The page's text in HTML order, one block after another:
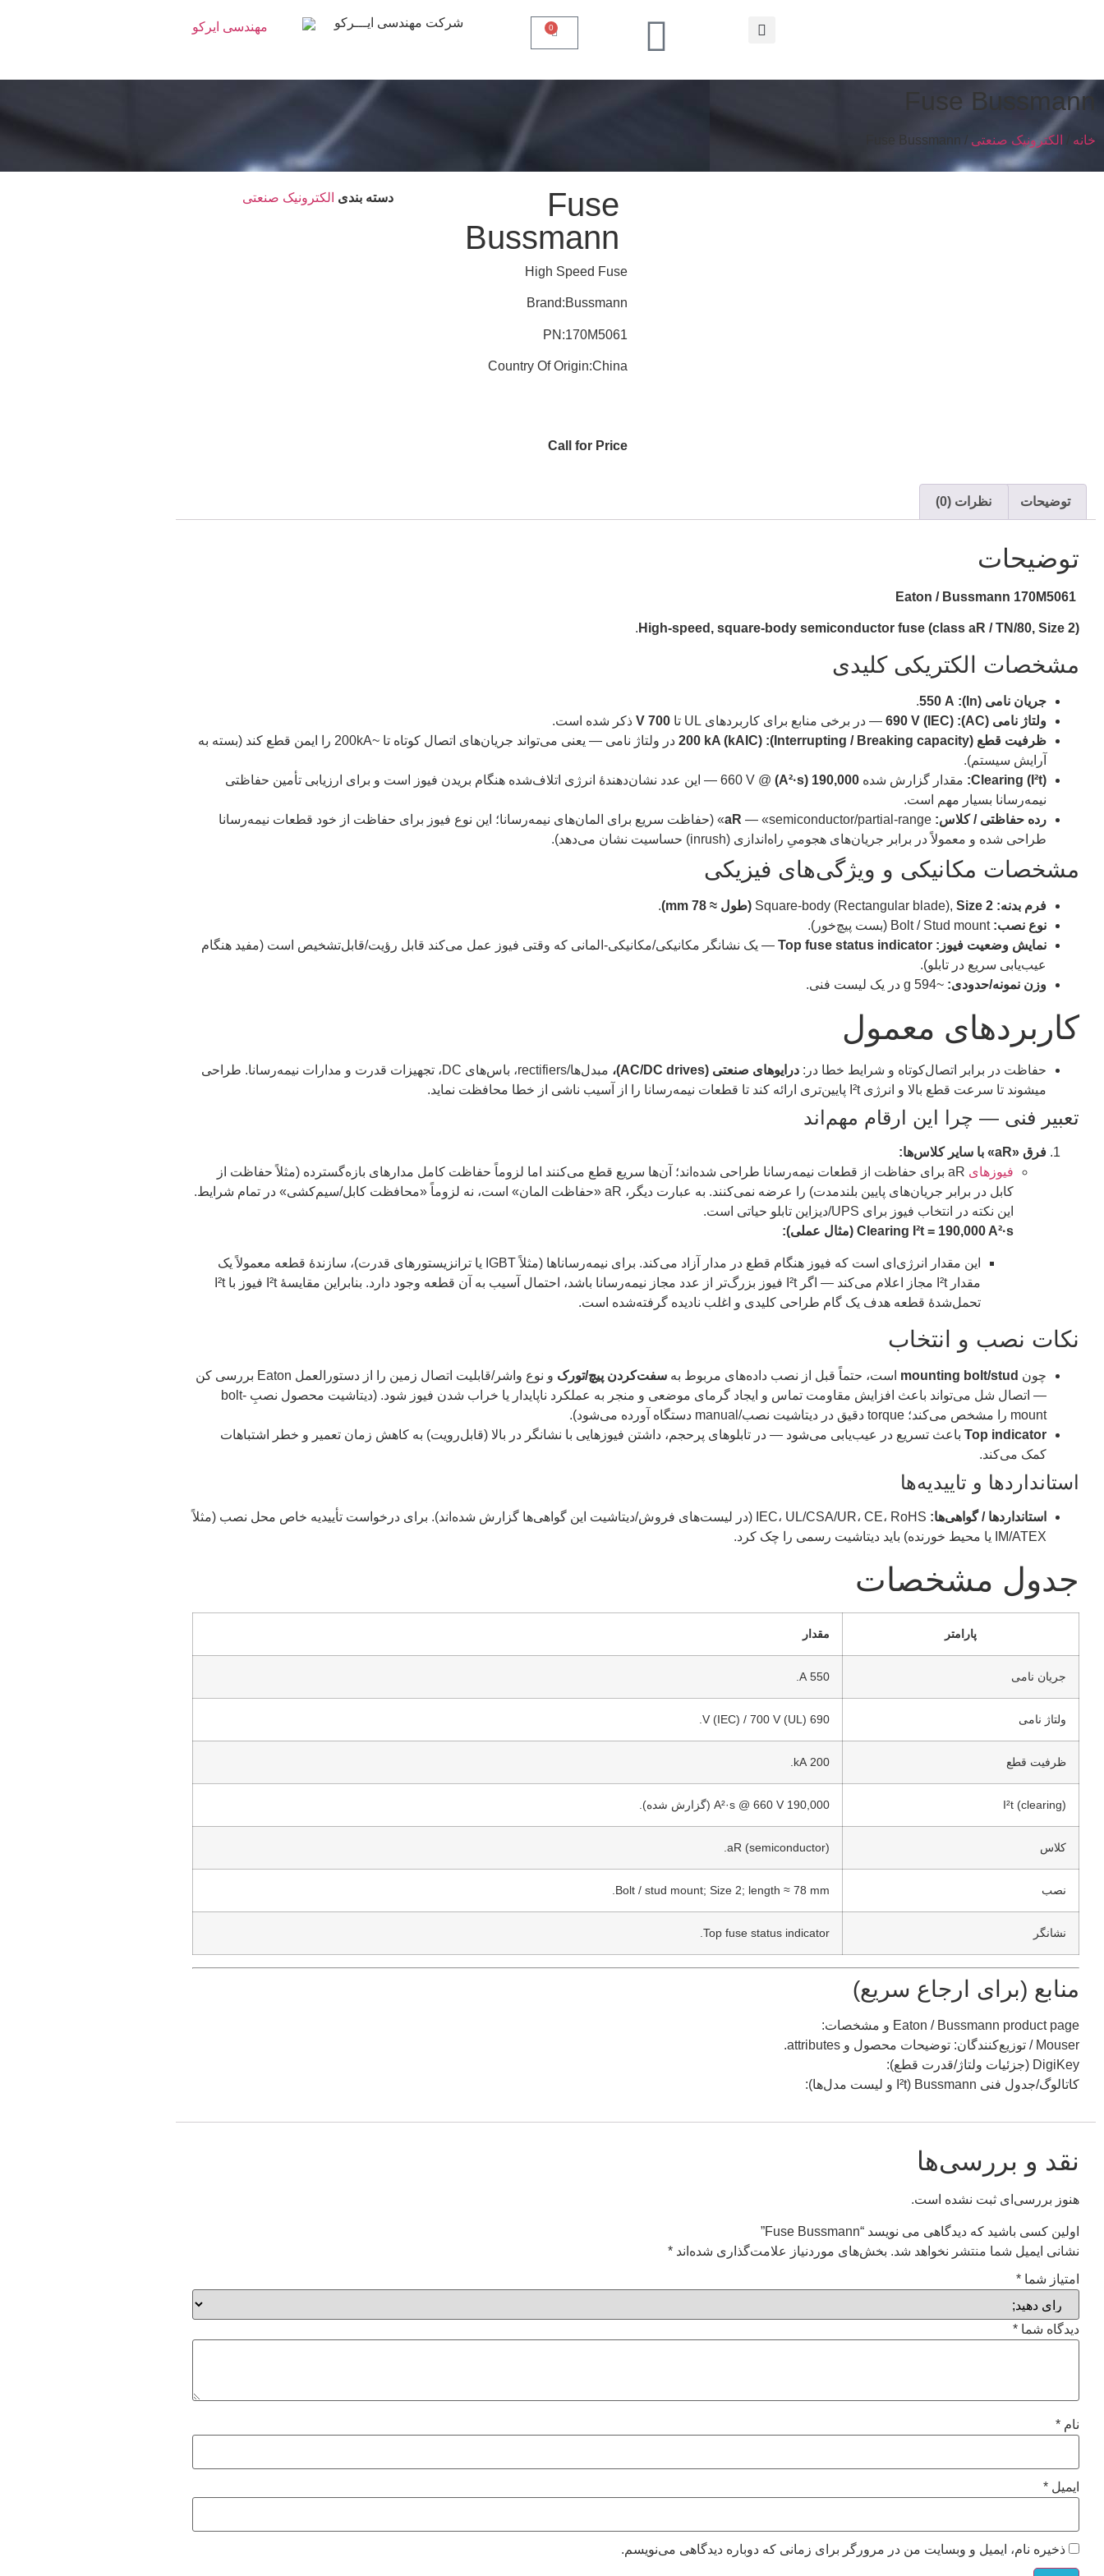
0 شرکت مهندسی ایـــرکو
Fuse Bussmann
خانه الکترونیک صنعتی / Fuse Bussmann
Fuse
Bussmann
دسته بندی الکترونیک صنعتی
High Speed Fuse
Brand:Bussmann
PN:170M5061
Country Of Origin:China
Call for Price
توضیحات نظرات (0)
توضیحات
High-speed, square-body semiconductor fuse (class aR / TN/80, Size 2)
.
مشخصات الکتریکی کلیدی
جریان نامی (In): 550 A
.
ولتاژ نامی (AC):
690 V (IEC) — در برخی منابع برای کاربردهای UL تا 700 V
ذکر شده است.
ظرفیت قطع (Interrupting / Breaking capacity):
200 kA (kAIC)
در ولتاژ نامی — یعنی می‌تواند جریان‌های اتصال کوتاه تا ~200kA را ایمن قطع کند (بسته به
آرایش سیستم).
Clearing (I²t): مقدار گزارش شده 190,000 (A²·s)
@ 660 V — این عدد نشان‌دهندهٔ انرژی اتلاف‌شده هنگام بریدن فیوز است و برای ارزیابی تأمین حفاظتی
نیمه‌رسانا بسیار مهم است.
رده حفاظتی / کلاس:
aR— «semiconductor/partial-range» (حفاظت سریع برای المان‌های نیمه‌رسانا؛ این نوع فیوز برای حفاظت از خود قطعات نیمه‌رسانا
طراحی شده و معمولاً در برابر جریان‌های هجومیِ راه‌اندازی (inrush) حساسیت نشان می‌دهد).
مشخصات مکانیکی و ویژگی‌های فیزیکی
فرم بدنه: Size 2 (طول ≈ 78 mm)
.
نوع نصب: Bolt / Stud mount (بست پیچ‌خور).
نمایش‌ وضعیت فیوز: Top fuse status indicator — یک نشانگر مکانیکی/مکانیکی-المانی که وقتی فیوز عمل می‌کند قابل رؤیت/قابل‌تشخیص است (مفید هنگام
عیب‌یابی سریع در تابلو).
وزن نمونه/حدودی: ~594 g در یک لیست فنی.
کاربردهای معمول
حفاظت در برابر اتصال‌کوتاه و شرایط خطا در: درایوهای صنعتی (AC/DC drives)،
مبدل‌ها/rectifiers، باس‌های DC، تجهیزات قدرت و مدارات نیمه‌رسانا. طراحی
میشوند تا سرعت قطع بالا و انرژی I²t پایین‌تری ارائه کند تا قطعات نیمه‌رسانا را از آسیب ناشی از خطا محافظت نماید.
تعبیر فنی — چرا این ارقام مهم‌اند
فرق «aR» با سایر کلاس‌ها:
فیوزهای
aR برای حفاظت از قطعات نیمه‌رسانا طراحی شده‌اند؛ آن‌ها سریع قطع می‌کنند اما لزوماً حفاظت کامل مدارهای بازه‌گسترده (مثلاً حفاظت از
کابل در برابر جریان‌های پایین بلندمدت) را عرضه نمی‌کنند. به عبارت دیگر، aR «حفاظت المان» است، نه لزوماً «محافظت کابل/سیم‌کشی» در تمام شرایط.
این نکته در انتخاب فیوز برای UPS/دیزاین تابلو حیاتی است.
Clearing I²t = 190,000 A²·s (مثال عملی):
این مقدار انرژی‌ای است که فیوز هنگام قطع در مدار آزاد می‌کند. برای نیمه‌رساناها (مثلاً IGBT یا ترانزیستورهای قدرت)، سازندهٔ قطعه معمولاً یک
مقدار I²t مجاز اعلام می‌کند — اگر I²t فیوز بزرگ‌تر از عدد مجاز نیمه‌رسانا باشد، احتمال آسیب به آن قطعه وجود دارد. بنابراین مقایسهٔ I²t فیوز با I²t
تحمل‌شدهٔ قطعه هدف یک گام طراحی کلیدی و اغلب نادیده گرفته‌شده است.
نکات نصب و انتخاب
چون mounting bolt/stud است، حتماً قبل از نصب داده‌های مربوط به سفت‌کردن پیچ/تورک
و نوع واشر/قابلیت اتصال زمین را از دستورالعمل Eaton بررسی کن
— اتصال شل می‌تواند باعث افزایش مقاومت تماس و ایجاد گرمای موضعی و منجر به عملکرد ناپایدار یا خراب شدن فیوز شود. (دیتا‌شیت محصول نصبِ bolt-
mount را مشخص می‌کند؛ torque دقیق در دیتاشیت نصب/manual دستگاه آورده می‌شود).
Top indicator باعث تسریع در عیب‌یابی می‌شود — در تابلوهای پرحجم، داشتن فیوزهایی با نشانگر در بالا (قابل‌رویت) به کاهش زمان تعمیر و خطر اشتباهات
کمک می‌کند.
استانداردها و تاییدیه‌ها
استانداردها / گواهی‌ها:
IEC، UL/CSA/UR، CE، RoHS (در لیست‌های فروش/دیتاشیت این گواهی‌ها گزارش شده‌اند). برای درخواست تأییدیه خاص محل نصب (مثلاً
IM/ATEX یا محیط خورنده) باید دیتاشیت رسمی را چک کرد.
جدول مشخصات
پارامتر مقدار
جریان نامی 550 A.
ولتاژ نامی 690 V (IEC) / 700 V (UL).
ظرفیت قطع 200 kA.
I²t (clearing) 190,000 A²·s @ 660 V (گزارش شده).
کلاس aR (semiconductor).
نصب Bolt / stud mount; Size 2; length ≈ 78 mm.
نشانگر Top fuse status indicator.
منابع (برای ارجاع سریع)
Eaton / Bussmann product page و مشخصات:
Mouser / توزیع‌کنندگان: توضیحات محصول و attributes.
DigiKey (جزئیات ولتاژ/قدرت قطع):
کاتالوگ/جدول فنی Bussmann (I²t و لیست مدل‌ها):
نقد و بررسی‌ها
هنوز بررسی‌ای ثبت نشده است.
اولین کسی باشید که دیدگاهی می نویسد “Fuse Bussmann”
نشانی ایمیل شما منتشر نخواهد شد. بخش‌های موردنیاز علامت‌گذاری شده‌اند *
امتیاز شما *
دیدگاه شما *
نام *
ایمیل *
ذخیره نام، ایمیل و وبسایت من در مرورگر برای زمانی که دوباره دیدگاهی می‌نویسم.